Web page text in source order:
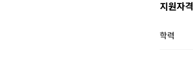
지원자격
학력